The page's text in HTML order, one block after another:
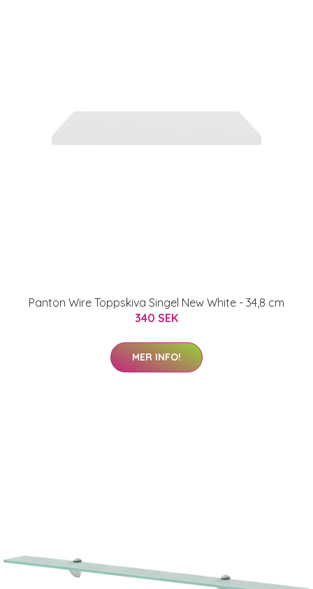
Panton Wire Toppskiva Singel New White - 34,8 cm
340 SEK
MER INFO!